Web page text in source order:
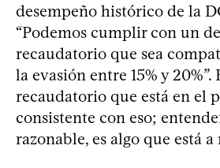
desempeño histórico de la
“Podemos cumplir con un
recaudatorio que sea
la evasión entre 15% y
recaudatorio que está en el
consistente con eso;
razonable, es algo que está